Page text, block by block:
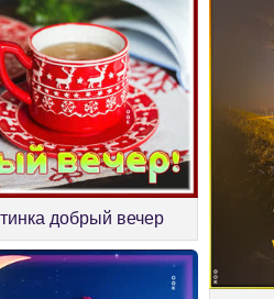
добрый вечер